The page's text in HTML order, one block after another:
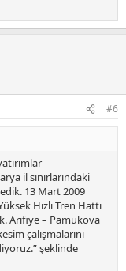
#6
il sınırlarındaki
13 Mart 2009
Hızlı Tren Hattı
Arifiye – Pamukova
çalışmalarını
şeklinde